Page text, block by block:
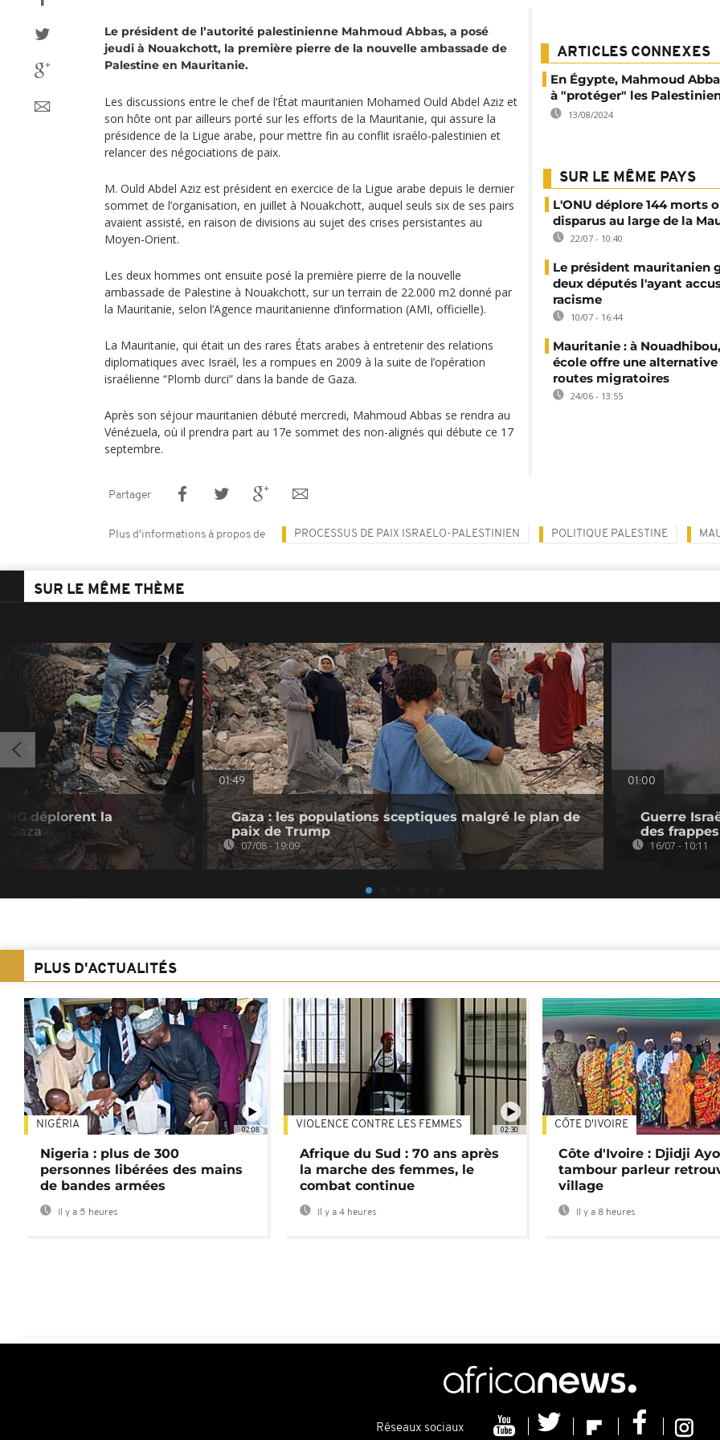
Le président de l’autorité palestinienne Mahmoud Abbas, a posé
jeudi à Nouakchott, la première pierre de la nouvelle ambassade de
Palestine en Mauritanie.
Les discussions entre le chef de l‘État mauritanien Mohamed Ould Abdel Aziz et
son hôte ont par ailleurs porté sur les efforts de la Mauritanie, qui assure la
présidence de la Ligue arabe, pour mettre fin au conflit israélo-palestinien et
relancer des négociations de paix.
M. Ould Abdel Aziz est président en exercice de la Ligue arabe depuis le dernier
sommet de l’organisation, en juillet à Nouakchott, auquel seuls six de ses pairs
avaient assisté, en raison de divisions au sujet des crises persistantes au
Moyen-Orient.
Les deux hommes ont ensuite posé la première pierre de la nouvelle
ambassade de Palestine à Nouakchott, sur un terrain de 22.000 m2 donné par
la Mauritanie, selon l’Agence mauritanienne d’information (AMI, officielle).
La Mauritanie, qui était un des rares États arabes à entretenir des relations
diplomatiques avec Israël, les a rompues en 2009 à la suite de l’opération
israélienne “Plomb durci” dans la bande de Gaza.
Après son séjour mauritanien débuté mercredi, Mahmoud Abbas se rendra au
Vénézuela, où il prendra part au 17e sommet des non-alignés qui débute ce 17
septembre.
ARTICLES CONNEXES
En Égypte, Mahmoud
à "protéger" les
13/08/2024
SUR LE MÊME PAYS
L'ONU déplore 144 morts
disparus au large de la
22/07 - 10:40
Le président mauritanien
deux députés l'ayant
racisme
10/07 - 16:44
Mauritanie : à
école offre une alternative
routes migratoires
24/06 - 13:55
Partager
Plus d'informations à propos de PROCESSUS DE PAIX ISRAELO-PALESTINIEN POLITIQUE PALESTINE
SUR LE MÊME THÈME
déplorent la
Gaza
01:49
Gaza : les populations sceptiques malgré le plan de
paix de Trump
07/08 - 19:09
01:00
Guerre
des frappes
16/07 - 10:11
PLUS D'ACTUALITÉS
02:08
NIGÉRIA
Nigeria : plus de 300
personnes libérées des mains
de bandes armées
Il y a 5 heures
02:30
VIOLENCE CONTRE LES FEMMES
Afrique du Sud : 70 ans après
la marche des femmes, le
combat continue
Il y a 4 heures
CÔTE D'IVOIRE
Côte d'Ivoire : Djidji
tambour parleur
village
Il y a 8 heures
Réseaux sociaux